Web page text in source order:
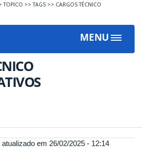
TOPICO >> TAGS >> CARGOS TÉCNICO
MENU
Toggle
em 26/02/2025 - 12:14